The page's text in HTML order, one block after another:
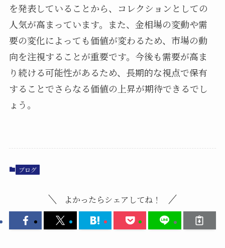
を発表していることから、コレクションとしての
人気が高まっています。また、金相場の変動や需
要の変化によっても価値が変わるため、市場の動
向を注視することが重要です。今後も需要が高ま
り続ける可能性があるため、長期的な視点で保有
することでさらなる価値の上昇が期待できるでし
ょう。
ブログ
よかったらシェアしてね！